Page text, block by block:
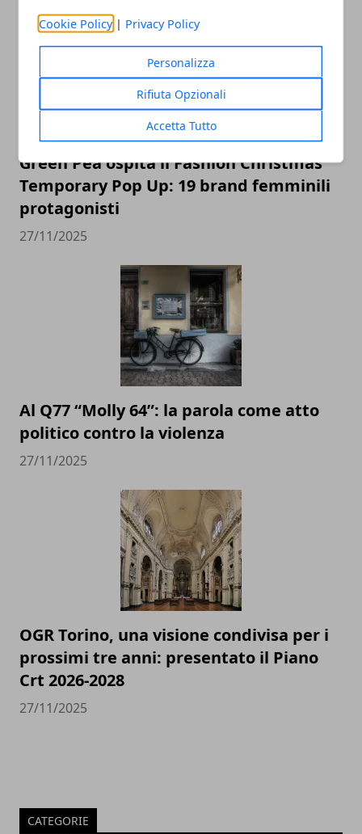
Cookie Policy | Privacy Policy
Personalizza
Rifiuta Opzionali
Accetta Tutto
Green Pea ospita il Fashion Christmas
Temporary Pop Up: 19 brand femminili
protagonisti
27/11/2025
Al Q77 “Molly 64”: la parola come atto
politico contro la violenza
27/11/2025
OGR Torino, una visione condivisa per i
prossimi tre anni: presentato il Piano
Crt 2026-2028
27/11/2025
CATEGORIE